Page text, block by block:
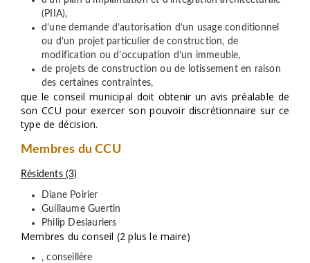
(PIIA),
d’une demande d’autorisation d’un usage conditionnel
ou d’un projet particulier de construction, de
modification ou d’occupation d’un immeuble,
de projets de construction ou de lotissement en raison
des certaines contraintes,
que le conseil municipal doit obtenir un avis préalable de
son CCU pour exercer son pouvoir discrétionnaire sur ce
type de décision.
Membres du CCU
Résidents (3)
Diane Poirier
Guillaume Guertin
Philip Deslauriers
Membres du conseil (2 plus le maire)
, conseillère